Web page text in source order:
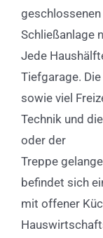
Schließanlage
Jede
Tiefgarage.
sowie viel
Technik und
oder der
Treppe
befindet sich
mit offener